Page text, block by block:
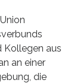
Kollegen aus
an einer
die